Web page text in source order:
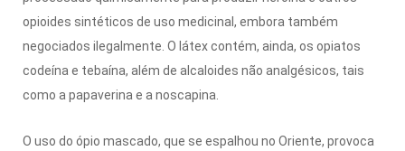
opioides sintéticos de uso medicinal, embora também
negociados ilegalmente. O látex contém, ainda, os opiatos
codeí­na e tebaína, além de alcaloides não analgésicos, tais
como a papaverina e a noscapina.
O uso do ópio mascado, que se espalhou no Oriente, provoca